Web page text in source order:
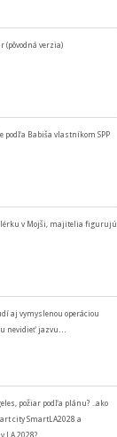
(pôvodná verzia)
podľa Babiša vlastníkom SPP
v Mojši, majitelia figurujú
aj vymyslenou operáciou
nevidieť jazvu…
požiar podľa plánu? ..ako
city SmartLA2028 a